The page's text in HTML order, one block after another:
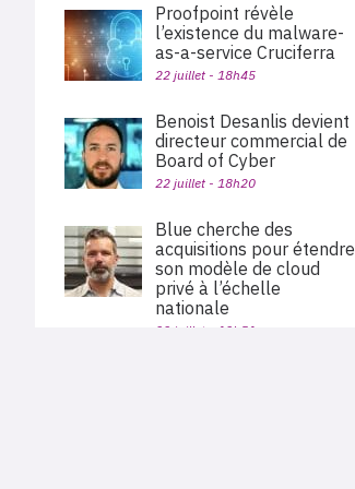
Proofpoint révèle
l’existence du malware-
as-a-service Cruciferra
22 juillet - 18h45
Benoist Desanlis devient
directeur commercial de
Board of Cyber
22 juillet - 18h20
Blue cherche des
acquisitions pour étendre
son modèle de cloud
privé à l’échelle
nationale
22 juillet - 12h51